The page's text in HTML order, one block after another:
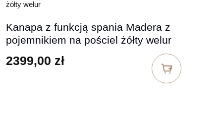
Kanapa z funkcją spania Madera z
pojemnikiem na pościel żółty welur
2399,00 zł